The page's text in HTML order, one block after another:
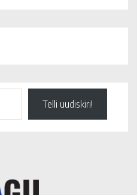
Telli uudiskiri!